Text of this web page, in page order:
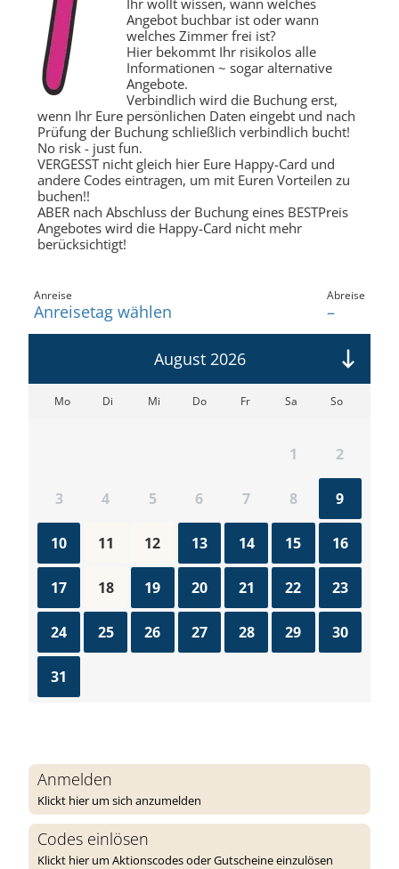
Angebot buchbar ist oder wann
welches Zimmer frei ist?
Hier bekommt Ihr risikolos alle
Informationen ~ sogar alternative
Angebote.
Verbindlich wird die Buchungerst,
wenn Ihr Eure persönlichen Daten eingebt und nach
Prüfung der Buchung schließlich verbindlich bucht!
No risk - just fun.
VERGESST nichtgleich hier Eure Happy-Card und
andere Codes eintragen, um mit Euren Vorteilen zu
buchen!!
ABER nach Abschluss der Buchungeines BESTPreis
Angeboteswird die Happy-Card nichtmehr
berücksichtigt!
Anmelden
Klickt hier um sich anzumelden
Codes einlösen
Klickt hier um Aktionscodes oder Gutscheine einzulösen